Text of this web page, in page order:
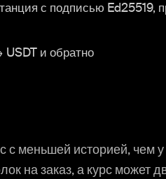
с подписью Ed25519,
и обратно
меньшей историей, чем
на заказ, а курс может